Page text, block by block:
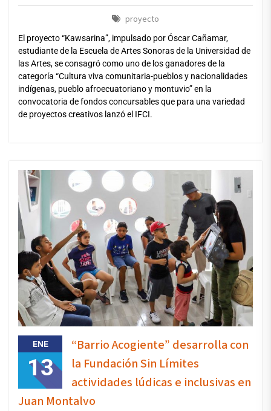
proyecto
El proyecto “Kawsarina”, impulsado por Óscar Cañamar,
estudiante de la Escuela de Artes Sonoras de la Universidad de
las Artes, se consagró como uno de los ganadores de la
categoría “Cultura viva comunitaria-pueblos y nacionalidades
indígenas, pueblo afroecuatoriano y montuvio” en la
convocatoria de fondos concursables que para una variedad
de proyectos creativos lanzó el IFCI.
ENE
13
“Barrio Acogiente” desarrolla con
la Fundación Sin Límites
actividades lúdicas e inclusivas en
Juan Montalvo